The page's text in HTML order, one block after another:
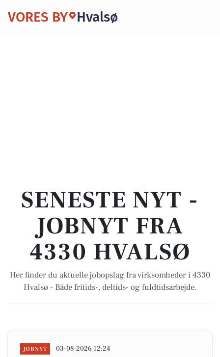
VORES BY Hvalsø
SENESTE NYT -
JOBNYT FRA
4330 HVALSØ
Her finder du aktuelle jobopslag fra virksomheder i 4330
Hvalsø - Både fritids-, deltids- og fuldtidsarbejde.
JOBNYT 03-08-2026 12:24